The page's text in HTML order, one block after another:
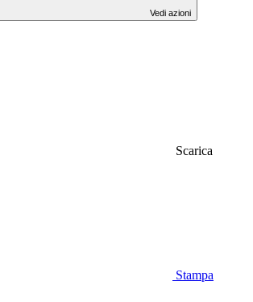
Vedi azioni
Scarica
Stampa